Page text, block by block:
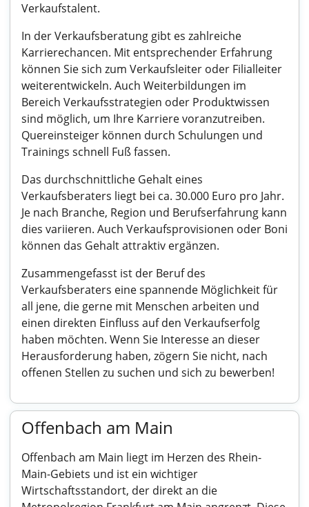
Verkaufstalent.
In der Verkaufsberatung gibt es zahlreiche
Karrierechancen. Mit entsprechender Erfahrung
können Sie sich zum Verkaufsleiter oder Filialleiter
weiterentwickeln. Auch Weiterbildungen im
Bereich Verkaufsstrategien oder Produktwissen
sind möglich, um Ihre Karriere voranzutreiben.
Quereinsteiger können durch Schulungen und
Trainings schnell Fuß fassen.
Das durchschnittliche Gehalt eines
Verkaufsberaters liegt bei ca. 30.000 Euro pro Jahr.
Je nach Branche, Region und Berufserfahrung kann
dies variieren. Auch Verkaufsprovisionen oder Boni
können das Gehalt attraktiv ergänzen.
Zusammengefasst ist der Beruf des
Verkaufsberaters eine spannende Möglichkeit für
all jene, die gerne mit Menschen arbeiten und
einen direkten Einfluss auf den Verkaufserfolg
haben möchten. Wenn Sie Interesse an dieser
Herausforderung haben, zögern Sie nicht, nach
offenen Stellen zu suchen und sich zu bewerben!
Offenbach am Main
Offenbach am Main liegt im Herzen des Rhein-
Main-Gebiets und ist ein wichtiger
Wirtschaftsstandort, der direkt an die